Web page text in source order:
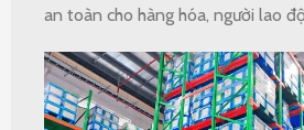
an toàn cho hàng hóa, người lao